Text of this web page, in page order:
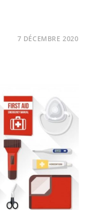
7 DÉCEMBRE 2020